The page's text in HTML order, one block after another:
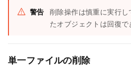
警告 削除操作は慎重に実行
たオブジェクトは回復で
単一ファイルの削除